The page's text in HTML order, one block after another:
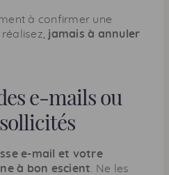
à confirmer une
jamais à annuler
e-mails ou
e-mail et votre
à bon escient . Ne les